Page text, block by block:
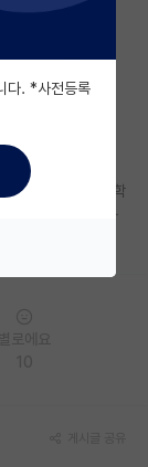
자대생이네요 그
자대생 석사분들 학
요. 너무 머리아파
다. *사전등록